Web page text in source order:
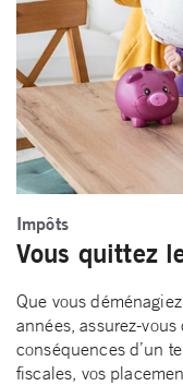
Impôts
Vous quittez
Que vous
années, assurez-
conséquences d’un
fiscales, vos